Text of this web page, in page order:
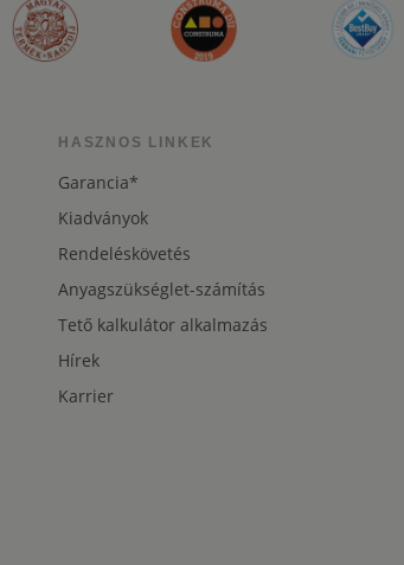
HASZNOS LINKEK
Garancia*
Kiadványok
Rendeléskövetés
Anyagszükséglet-számítás
Tető kalkulátor alkalmazás
Hírek
Karrier